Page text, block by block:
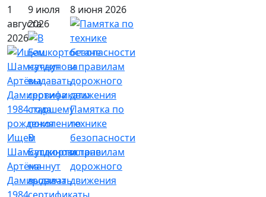
1
августа
2026
Ищем
Шамсутдинова
Артёма
Дамировича
9 июля
2026
В
Башкортостане
начнут
выдавать
8 июня 2026
Памятка по
технике
безопасности
и правилам
дорожного
движения